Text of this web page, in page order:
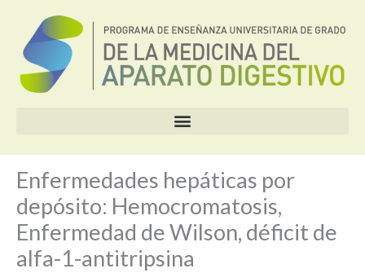
contenido
Enfermedades hepáticas por
depósito: Hemocromatosis,
Enfermedad de Wilson, déficit de
alfa-1-antitripsina